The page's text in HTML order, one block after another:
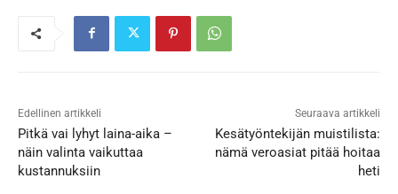
Edellinen artikkeli
Pitkä vai lyhyt laina-aika –
näin valinta vaikuttaa
kustannuksiin
Seuraava artikkeli
Kesätyöntekijän muistilista:
nämä veroasiat pitää hoitaa
heti